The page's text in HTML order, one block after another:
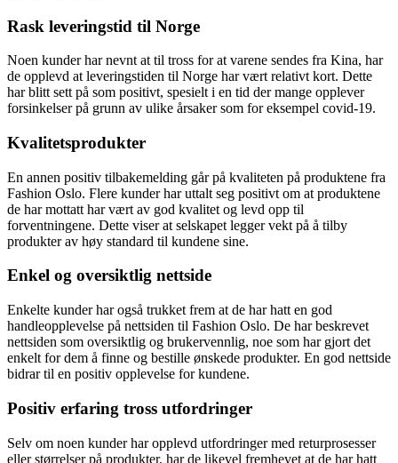
Rask leveringstid til Norge
Noen kunder har nevnt at til tross for at varene sendes fra Kina, har
de opplevd at leveringstiden til Norge har vært relativt kort. Dette
har blitt sett på som positivt, spesielt i en tid der mange opplever
forsinkelser på grunn av ulike årsaker som for eksempel covid-19.
Kvalitetsprodukter
En annen positiv tilbakemelding går på kvaliteten på produktene fra
Fashion Oslo. Flere kunder har uttalt seg positivt om at produktene
de har mottatt har vært av god kvalitet og levd opp til
forventningene. Dette viser at selskapet legger vekt på å tilby
produkter av høy standard til kundene sine.
Enkel og oversiktlig nettside
Enkelte kunder har også trukket frem at de har hatt en god
handleopplevelse på nettsiden til Fashion Oslo. De har beskrevet
nettsiden som oversiktlig og brukervennlig, noe som har gjort det
enkelt for dem å finne og bestille ønskede produkter. En god nettside
bidrar til en positiv opplevelse for kundene.
Positiv erfaring tross utfordringer
Selv om noen kunder har opplevd utfordringer med returprosesser
eller størrelser på produkter, har de likevel fremhevet at de har hatt